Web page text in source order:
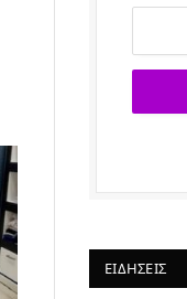
ΕΙΔΉΣΕΙΣ